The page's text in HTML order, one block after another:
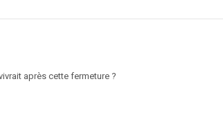
après cette fermeture ?